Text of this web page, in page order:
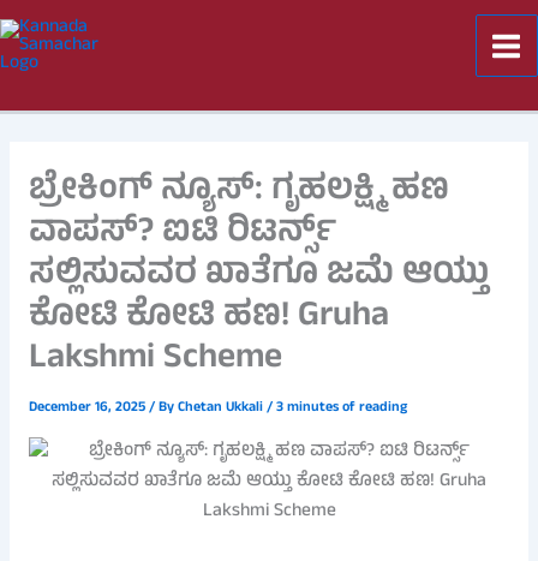
Skip
to
content
ಬ್ರೇಕಿಂಗ್ ನ್ಯೂಸ್: ಗೃಹಲಕ್ಷ್ಮಿ ಹಣ
ವಾಪಸ್? ಐಟಿ ರಿಟರ್ನ್ಸ್
ಸಲ್ಲಿಸುವವರ ಖಾತೆಗೂ ಜಮೆ ಆಯ್ತು
ಕೋಟಿ ಕೋಟಿ ಹಣ! Gruha
Lakshmi Scheme
December 16, 2025/ ByChetan Ukkali/3 minutes of reading